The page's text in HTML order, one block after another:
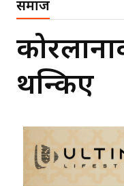
समाज
थन्किए